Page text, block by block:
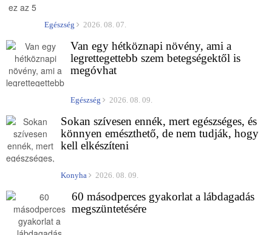
Egészség 2026. 08. 07.
Van egy hétköznapi növény, ami a
legrettegettebb szem betegségektől is
megóvhat
Egészség 2026. 08. 09.
Sokan szívesen ennék, mert egészséges, és
könnyen emészthető, de nem tudják, hogy
kell elkészíteni
Konyha 2026. 08. 09.
60 másodperces gyakorlat a lábdagadás
megszüntetésére